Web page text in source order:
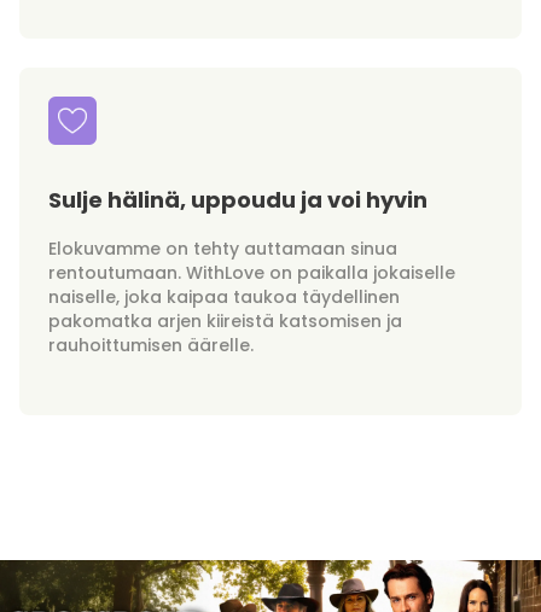
Sulje hälinä, uppoudu ja voi hyvin
Elokuvamme on tehty auttamaan sinua
rentoutumaan. WithLove on paikalla jokaiselle
naiselle, joka kaipaa taukoa täydellinen
pakomatka arjen kiireistä katsomisen ja
rauhoittumisen äärelle.